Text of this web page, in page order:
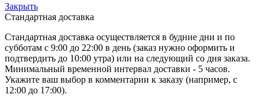
Закрыть
Стандартная доставка
Стандартная доставка осуществляется в будние дни и по
субботам с 9:00 до 22:00 в день (заказ нужно оформить и
подтвердить до 10:00 утра) или на следующий со дня заказа.
Минимальный временной интервал доставки - 5 часов.
Укажите ваш выбор в комментарии к заказу (например, с
12:00 до 17:00).